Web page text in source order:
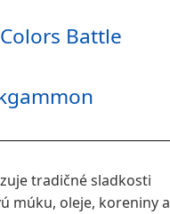
Colors Battle
tradičné sladkosti
múku, oleje, koreniny a